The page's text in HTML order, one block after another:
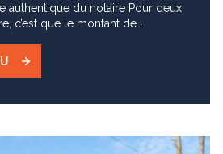
du notaire Pour deux
meublant n’entre pas dans les
notaire. De plus vous devez
même. Imaginez une